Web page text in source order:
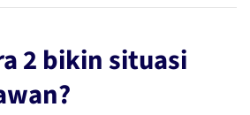
2 bikin situasi